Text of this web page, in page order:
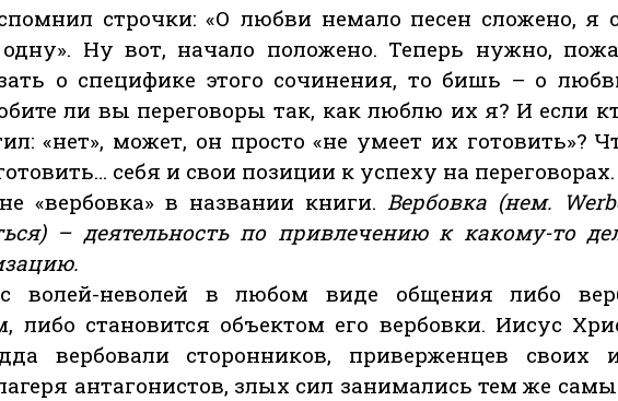
строчки: «О любви немало песен сложено, я
Ну вот, начало положено. Теперь нужно,
о специфике этого сочинения, то бишь – о
ли вы переговоры так, как люблю их я? И если
«нет», может, он просто «не умеет их готовить»?
себя и свои позиции к успеху на переговорах.
«вербовка» в названии книги. Вербовка (нем.
– деятельность по привлечению к какому-то
волей-неволей в любом виде общения либо
либо становится объектом его вербовки. Иисус
вербовали сторонников, приверженцев своих
антагонистов, злых сил занимались тем же